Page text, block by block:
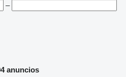
–
anuncios